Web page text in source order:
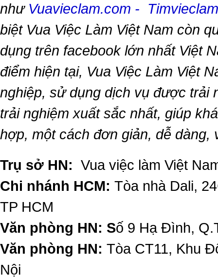
như Vuavieclam.com -
biệt Vua Việc Làm Việt Nam còn
dụng trên facebook lớn nhất Việt
điểm hiện tại, Vua Việc Làm Việt
nghiệp, sử dụng dịch vụ được trải
trải nghiệm xuất sắc nhất, giúp
hợp, một cách đơn giản, dễ dàng,
Trụ sở HN: Vua việc làm Việt
Chi nhánh HCM: Tòa nhà Dali,
TP HCM
Văn phòng HN: Số 9 Hạ Đình,
Văn phòng HN: Tòa CT11, Khu
Nội